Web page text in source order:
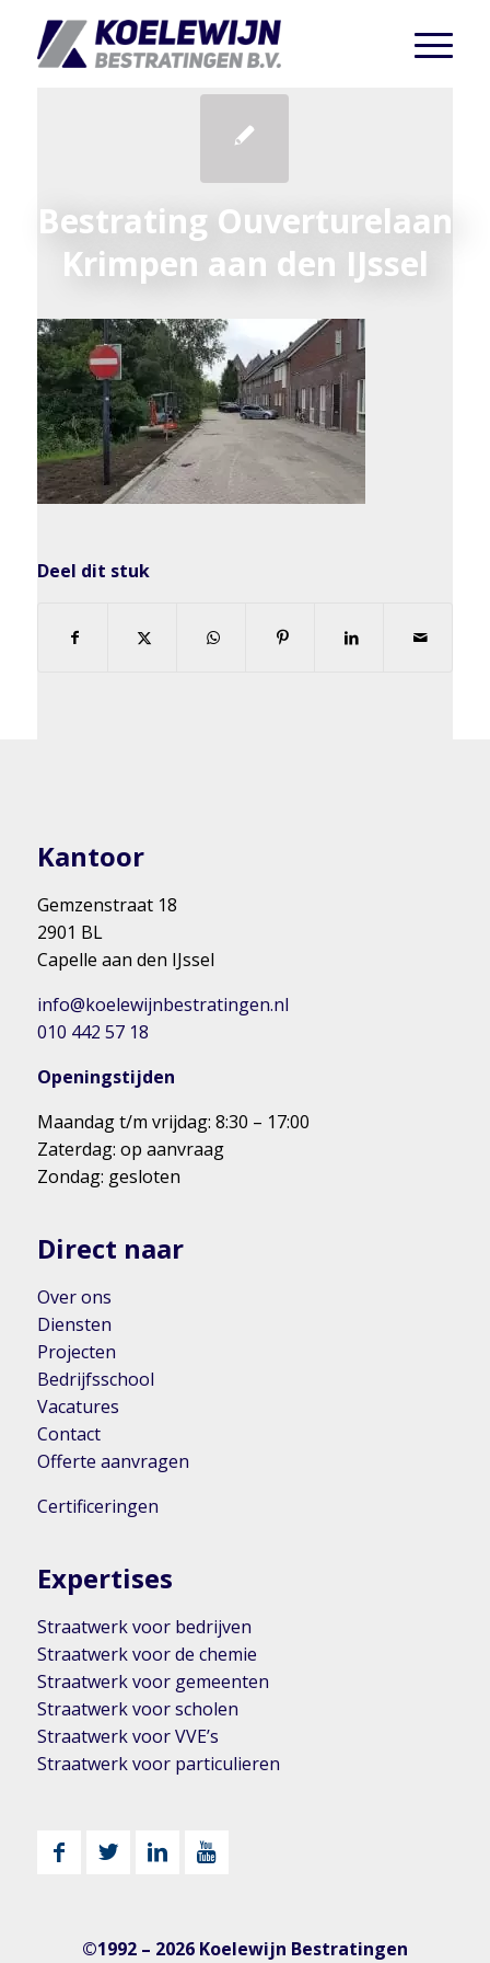
Bestrating Ouverturelaan
Krimpen aan den IJssel
Deel dit stuk
Kantoor
Gemzenstraat 18
2901 BL
Capelle aan den IJssel
info@koelewijnbestratingen.nl
010 442 57 18
Openingstijden
Maandag t/m vrijdag: 8:30 – 17:00
Zaterdag: op aanvraag
Zondag: gesloten
Direct naar
Over ons
Diensten
Projecten
Bedrijfsschool
Vacatures
Contact
Offerte aanvragen
Certificeringen
Expertises
Straatwerk voor bedrijven
Straatwerk voor de chemie
Straatwerk voor gemeenten
Straatwerk voor scholen
Straatwerk voor VVE’s
Straatwerk voor particulieren
©1992 – 2026 Koelewijn Bestratingen